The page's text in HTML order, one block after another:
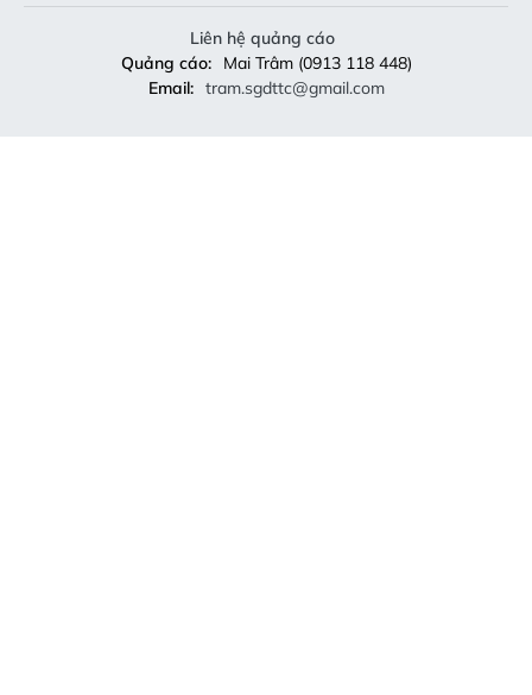
Liên hệ quảng cáo
Quảng cáo:
Mai Trâm (0913 118 448)
Email: tram.sgdttc@gmail.com